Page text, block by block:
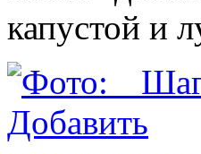
капустой и